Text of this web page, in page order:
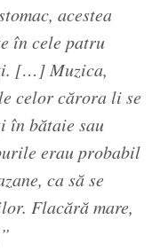
acestea
în cele patru
[…] Muzica,
celor cărora li se
în bătaie sau
erau probabil
ca să se
Flacără mare,